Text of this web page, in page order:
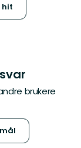
hit
brukere